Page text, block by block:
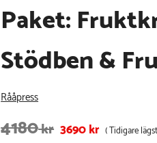
Paket:
Stödben &
Rååpress
4180kr 3690kr ( Tidigare